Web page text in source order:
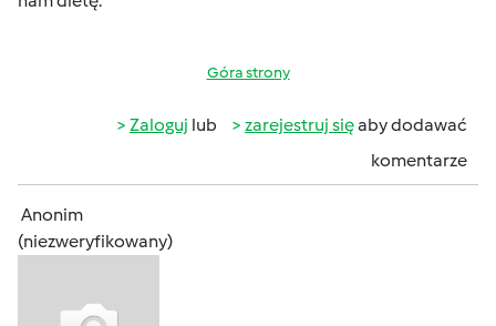
Góra strony
Zaloguj lub zarejestruj sięaby dodawać
komentarze
Anonim
(niezweryfikowany)